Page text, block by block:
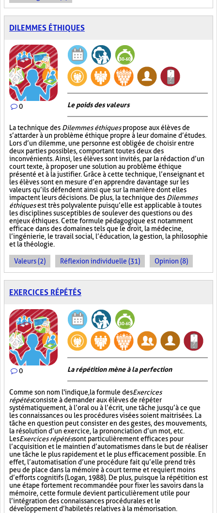
DILEMMES ÉTHIQUES
0 Le poids des valeurs
La technique des Dilemmes éthiquespropose aux élèves de
s’attarder à un problème éthique propre à leur domaine d’études.
Lors d’un dilemme, une personne est obligée de choisir entre
deux parties possibles, comportant toutes deux des
inconvénients. Ainsi, les élèves sont invités, par la rédaction d’un
court texte, à proposer une solution au problème éthique
présenté et à la justifier. Grâce à cette technique, l’enseignant et
les élèves sont en mesure d’en apprendre davantage sur les
valeurs qu’ils défendent ainsi que sur la manière dont elles
impactent leurs décisions. De plus, la technique des Dilemmes
éthiquesest très polyvalente puisqu’elle est applicable à toutes
les disciplines susceptibles de soulever des questions ou des
enjeux éthiques. Cette formule pédagogique est notamment
efficace dans des domaines tels que le droit, la médecine,
l’ingénierie, le travail social, l’éducation, la gestion, la philosophie
et la théologie.
Valeurs (2) Réflexion individuelle (31) Opinion (8)
EXERCICES RÉPÉTÉS
0 La répétition mène à la perfection
Comme son nom l'indique, la formule desExercices
répétésconsiste à demander aux élèves de répéter
systématiquement, à l’oral ou à l’écrit, une tâche jusqu’à ce que
les connaissances ou les procédures visées soient maitrisées. La
tâche en question peut consister en des gestes, des mouvements,
la résolution d’un exercice, la prononciation d’un mot, etc.
LesExercices répétéssont particulièrement efficaces pour
l’acquisition et le maintien d’automatismes dans le but de réaliser
une tâche le plus rapidement et le plus efficacement possible. En
effet, l’automatisation d’une procédure fait qu’elle prend très
peu de place dans la mémoire à court terme et requiert moins
d’efforts cognitifs (Logan, 1988). De plus, puisque la répétition est
une étape fortement recommandée pour fixer les savoirs dans la
mémoire, cette formule devient particulièrement utile pour
l’intégration des connaissances procédurales et le
développement d’habiletés relatives à la mémorisation.